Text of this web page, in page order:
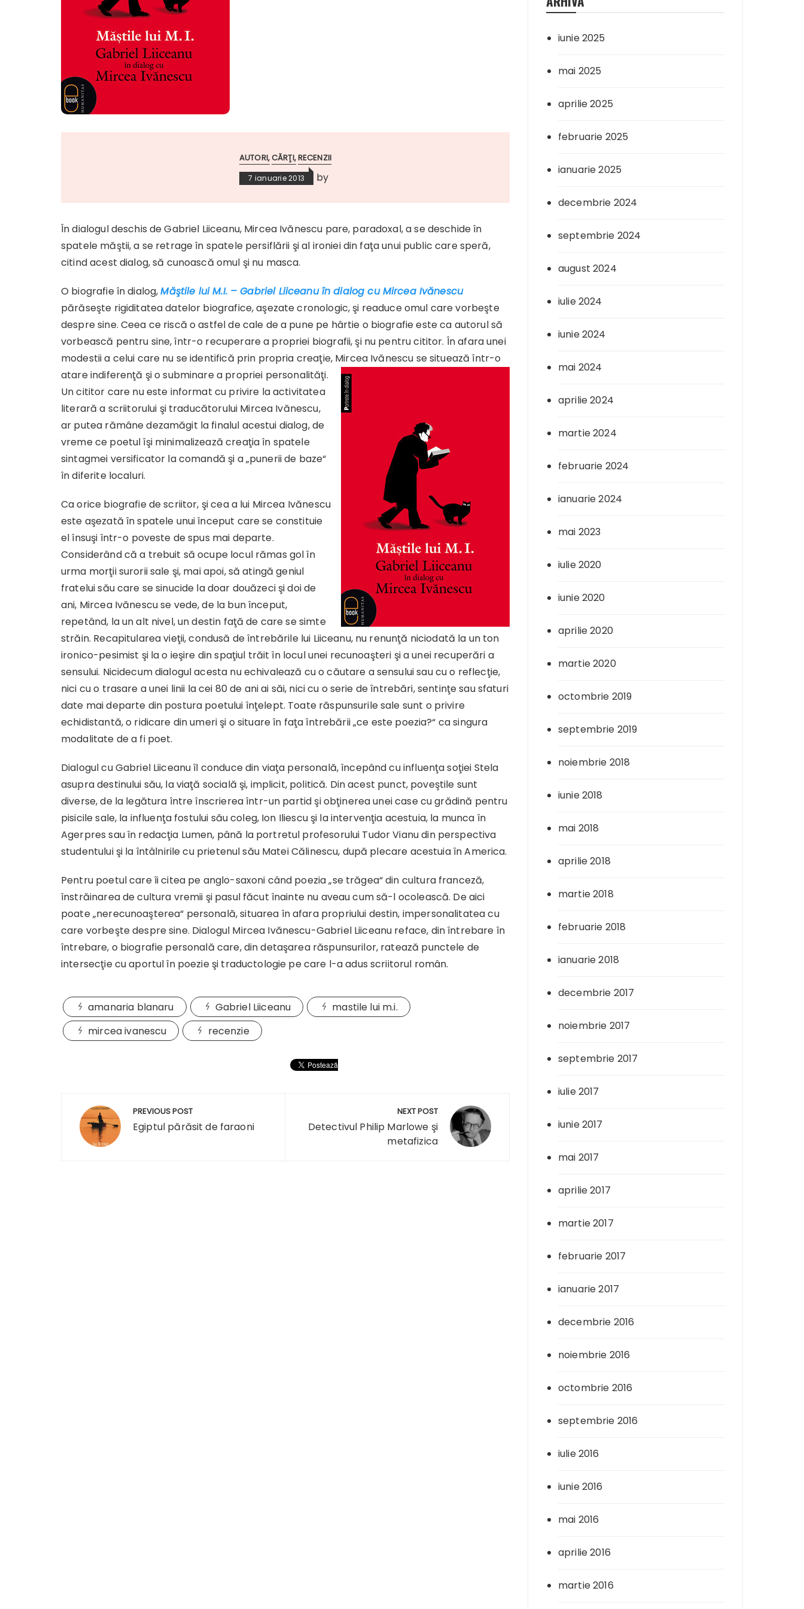
AUTORI CĂRŢI RECENZII
7 ianuarie 2013 by
În dialogul deschis de Gabriel Liiceanu, Mircea Ivănescu pare, paradoxal, a se deschide în
spatele măştii, a se retrage în spatele persiflării şi al ironiei din faţa unui public care speră,
citind acest dialog, să cunoască omul şi nu masca.
O biografie în dialog,Măştile lui M.I. – Gabriel Liiceanu în dialog cu Mircea Ivănescu
părăseşte rigiditatea datelor biografice, aşezate cronologic, şi readuce omul care vorbeşte
despre sine. Ceea ce riscă o astfel de cale de a pune pe hârtie o biografie este ca autorul să
vorbească pentru sine, într-o recuperare a propriei biografii, şi nu pentru cititor. În afara unei
modestii a celui care nu se identifică prin propria creaţie, Mircea Ivănescu se situează într-o
atare indiferenţă şi o subminare a propriei personalităţi.
Un cititor care nu este informat cu privire la activitatea
literară a scriitorului şi traducătorului Mircea Ivănescu,
ar putea rămâne dezamăgit la finalul acestui dialog, de
vreme ce poetul îşi minimalizează creaţia în spatele
sintagmei versificator la comandă şi a „punerii de baze“
în diferite localuri.
Ca orice biografie de scriitor, şi cea a lui Mircea Ivănescu
este aşezată în spatele unui început care se constituie
el însuşi într-o poveste de spus mai departe.
Considerând că a trebuit să ocupe locul rămas gol în
urma morţii surorii sale şi, mai apoi, să atingă geniul
fratelui său care se sinucide la doar douăzeci şi doi de
ani, Mircea Ivănescu se vede, de la bun început,
repetând, la un alt nivel, un destin faţă de care se simte
străin. Recapitularea vieţii, condusă de întrebările lui Liiceanu, nu renunţă niciodată la un ton
ironico-pesimist şi la o ieşire din spaţiul trăit în locul unei recunoaşteri şi a unei recuperări a
sensului. Nicidecum dialogul acesta nu echivalează cu o căutare a sensului sau cu o reflecţie,
nici cu o trasare a unei linii la cei 80 de ani ai săi, nici cu o serie de întrebări, sentinţe sau sfaturi
date mai departe din postura poetului înţelept. Toate răspunsurile sale sunt o privire
echidistantă, o ridicare din umeri şi o situare în faţa întrebării „ce este poezia?“ ca singura
modalitate de a fi poet.
Dialogul cu Gabriel Liiceanu îl conduce din viaţa personală, începând cu influenţa soţiei Stela
asupra destinului său, la viaţă socială şi, implicit, politică. Din acest punct, poveştile sunt
diverse, de la legătura între înscrierea într-un partid şi obţinerea unei case cu grădină pentru
pisicile sale, la influenţa fostului său coleg, Ion Iliescu şi la intervenţia acestuia, la munca în
Agerpres sau în redacţia Lumen, până la portretul profesorului Tudor Vianu din perspectiva
studentului şi la întâlnirile cu prietenul său Matei Călinescu, după plecare acestuia în America.
Pentru poetul care îi citea pe anglo-saxoni când poezia „se trăgea“ din cultura franceză,
înstrăinarea de cultura vremii şi pasul făcut înainte nu aveau cum să-l ocolească. De aici
poate „nerecunoaşterea“ personală, situarea în afara propriului destin, impersonalitatea cu
care vorbeşte despre sine. Dialogul Mircea Ivănescu-Gabriel Liiceanu reface, din întrebare în
întrebare, o biografie personală care, din detaşarea răspunsurilor, ratează punctele de
intersecţie cu aportul în poezie şi traductologie pe care l-a adus scriitorul român.
amanaria blanaru Gabriel Liiceanu
mastile lui m.i.
mircea ivanescu
recenzie
Navigare
articole
PREVIOUS POST
Egiptul părăsit de faraoni
NEXT POST
Detectivul Philip Marlowe şi
metafizica
iunie 2025
mai 2025
aprilie 2025
februarie 2025
ianuarie 2025
decembrie 2024
septembrie 2024
august 2024
iulie 2024
iunie 2024
mai 2024
aprilie 2024
martie 2024
februarie 2024
ianuarie 2024
mai 2023
iulie 2020
iunie 2020
aprilie 2020
martie 2020
octombrie 2019
septembrie 2019
noiembrie 2018
iunie 2018
mai 2018
aprilie 2018
martie 2018
februarie 2018
ianuarie 2018
decembrie 2017
noiembrie 2017
septembrie 2017
iulie 2017
iunie 2017
mai 2017
aprilie 2017
martie 2017
februarie 2017
ianuarie 2017
decembrie 2016
noiembrie 2016
octombrie 2016
septembrie 2016
iulie 2016
iunie 2016
mai 2016
aprilie 2016
martie 2016